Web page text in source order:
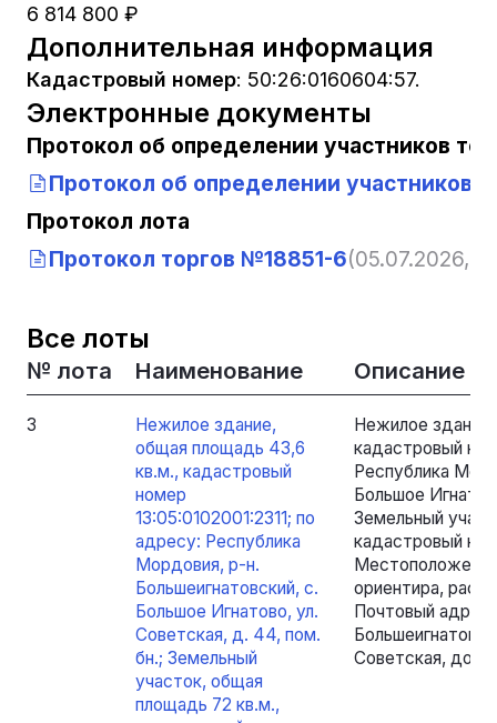
6 814 800 ₽
Дополнительная информация
Кадастровый номер: 50:26:0160604:57.
Электронные документы
Протокол об определении участников
Протокол об определении участников
Протокол лота
Протокол торгов №18851-6(05.07.2026,
Все лоты
№ лота Наименование Описание
3
Нежилое здание,
общая площадь 43,6
кв.м., кадастровый
номер
13:05:0102001:2311; по
адресу: Республика
Мордовия, р-н.
Большеигнатовский, с.
Большое Игнатово, ул.
Советская, д. 44, пом.
бн.; Земельный
участок, общая
площадь 72 кв.м.,
Нежилое
кадастровый
Республика
Большое
Земельный
кадастровый
ориентира,
Почтовый адрес
Советская, дом